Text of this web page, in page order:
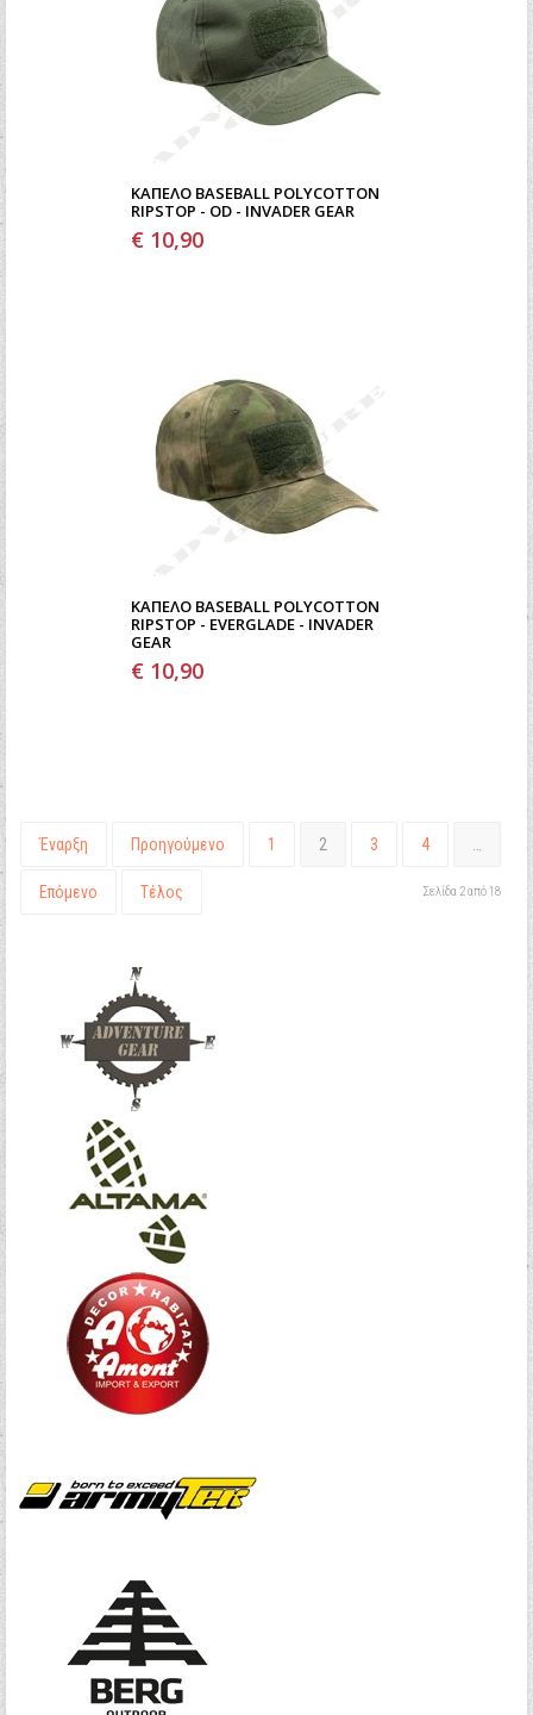
ΚΑΠΈΛΟ BASEBALL POLYCOTTON
RIPSTOP - OD - INVADER GEAR
€ 10,90
ΚΑΠΈΛΟ BASEBALL POLYCOTTON
RIPSTOP - EVERGLADE - INVADER
GEAR
€ 10,90
Έναρξη Προηγούμενο 1 2 3 4
Επόμενο Τέλος Σελίδα 2 από 18